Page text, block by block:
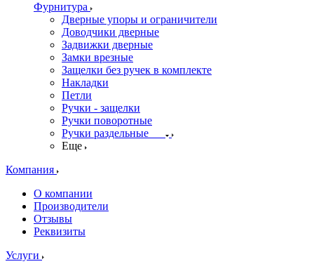
Фурнитура
Дверные упоры и ограничители
Доводчики дверные
Задвижки дверные
Замки врезные
Защелки без ручек в комплекте
Накладки
Петли
Ручки - защелки
Ручки поворотные
Ручки раздельные
Еще
Компания
О компании
Производители
Отзывы
Реквизиты
Услуги